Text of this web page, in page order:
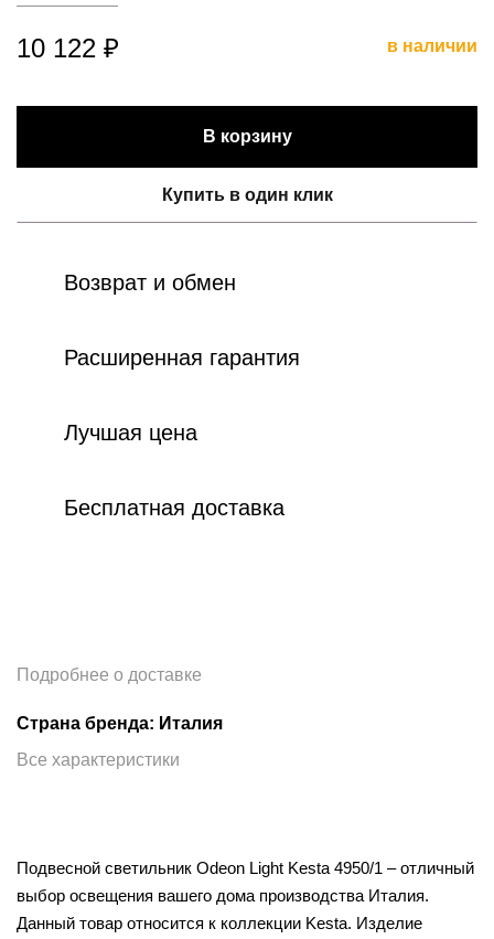
10 122 ₽ в наличии
В корзину
Купить в один клик
Возврат и обмен
Расширенная гарантия
Лучшая цена
Бесплатная доставка
Подробнее о доставке
Страна бренда: Италия
Все характеристики
Подвесной светильник Odeon Light Kesta 4950/1 – отличный
выбор освещения вашего дома производства Италия.
Данный товар относится к коллекции Kesta. Изделие